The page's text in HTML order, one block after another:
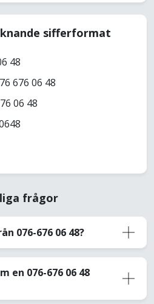
sifferformat
48
676 06 48
06 48
frågor
076-676 06 48?
en 076-676 06 48